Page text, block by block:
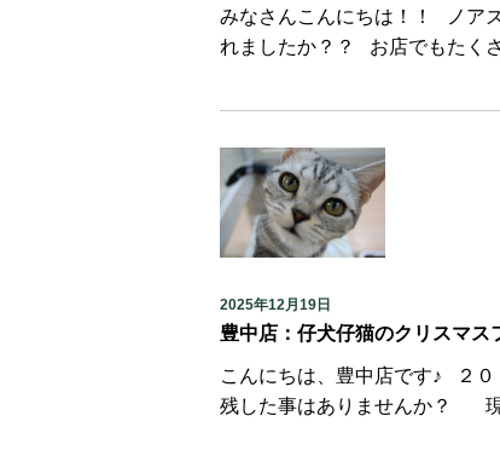
みなさんこんにちは！！ ノア
れましたか？？ お店でもたく
2025年12月19日
豊中店：仔犬仔猫のクリスマス
こんにちは、豊中店です♪ ２
残した事はありませんか？